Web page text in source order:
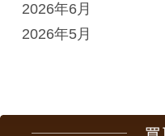
2026年6月
2026年5月